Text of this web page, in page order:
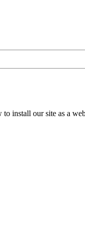
install our site as a